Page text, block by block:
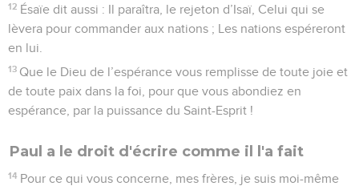
12 Ésaïe dit aussi : Il paraîtra, le rejeton d’Isaï, Celui qui se
lèvera pour commander aux nations ; Les nations espéreront
en lui.
13 Que le Dieu de l’espérance vous remplisse de toute joie et
de toute paix dans la foi, pour que vous abondiez en
espérance, par la puissance du Saint-Esprit !
Paul a le droit d'écrire comme il l'a fait
14 Pour ce qui vous concerne, mes frères, je suis moi-même